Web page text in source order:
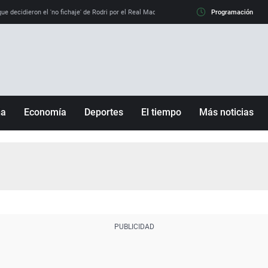
decidieron el 'no fichaje' de Rodri por el Real Madrid y su 'sí' al Barça La llamada
Programación
Economía Deportes El tiempo Más noticias